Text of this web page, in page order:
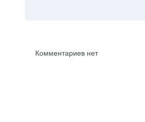
Комментариев нет